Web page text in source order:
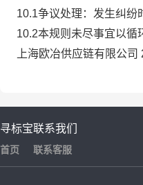
10.1争议处理：发生纠纷
10.2本规则未尽事宜以循
上海欧冶供应链有限公
寻标宝
首页
联系我们
联系客服